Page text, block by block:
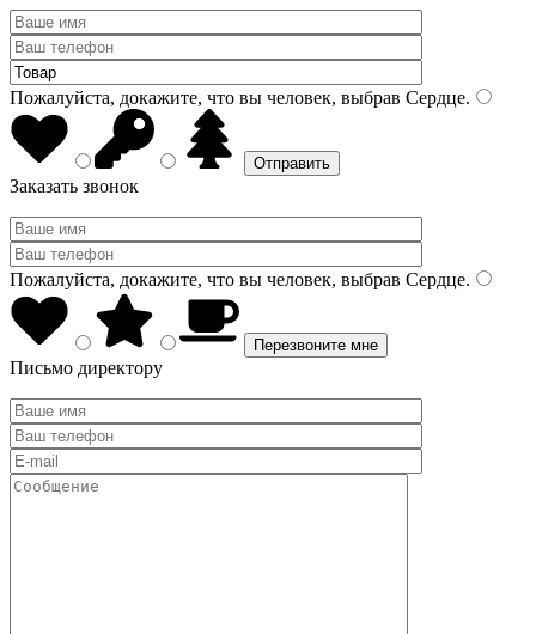
Пожалуйста, докажите, что вы человек, выбрав Сердце.
Заказать звонок
Пожалуйста, докажите, что вы человек, выбрав Сердце.
Письмо директору